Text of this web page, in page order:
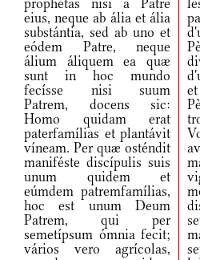
prophétas nisi a Patre
eius, neque ab ália et ália
substántia, sed ab uno et
eódem Patre, neque
álium áliquem ea quæ
sunt in hoc mundo
fecísse nisi suum
Patrem, docens sic:
Homo quidam erat
paterfamílias et plantávit
víneam. Per quæ osténdit
maniféste discípulis suis
unum quidem et
eúmdem patremfamílias,
hoc est unum Deum
Patrem, qui per
semetípsum ómnia fecit;
vários vero agrícolas,